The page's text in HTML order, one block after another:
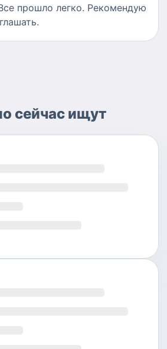
прошло легко. Рекомендую
сейчас ищут